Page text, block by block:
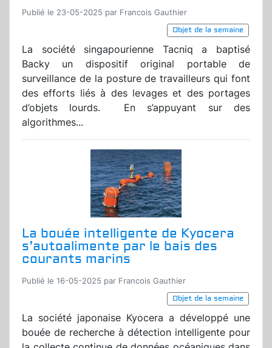
Publié le 23-05-2025 par Francois Gauthier
Objet de la semaine
La société singapourienne Tacniq a baptisé
Backy un dispositif original portable de
surveillance de la posture de travailleurs qui font
des efforts liés à des levages et des portages
d’objets lourds. En s’appuyant sur des
algorithmes...
La bouée intelligente de Kyocera
s’autoalimente par le bais des
courants marins
Publié le 16-05-2025 par Francois Gauthier
Objet de la semaine
La société japonaise Kyocera a développé une
bouée de recherche à détection intelligente pour